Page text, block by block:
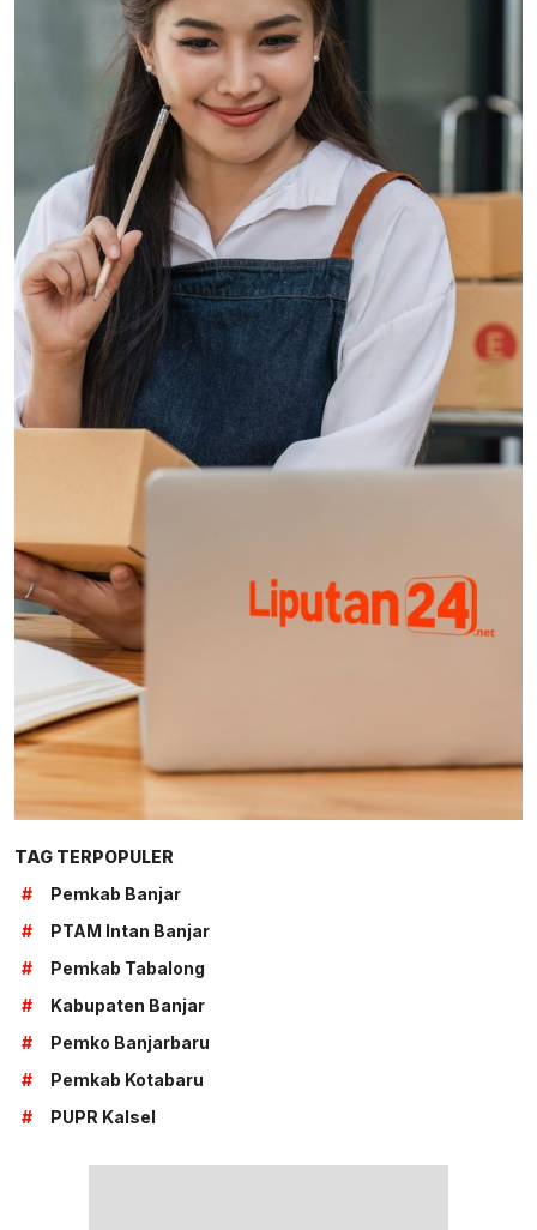
TAG TERPOPULER
#
Pemkab Banjar
#
PTAM Intan Banjar
#
Pemkab Tabalong
#
Kabupaten Banjar
#
Pemko Banjarbaru
#
Pemkab Kotabaru
#
PUPR Kalsel